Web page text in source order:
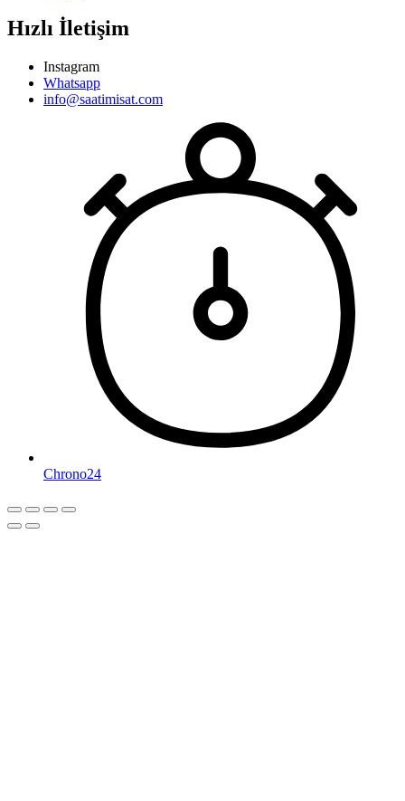
Hızlı İletişim
Instagram
Whatsapp
info@saatimisat.com
Chrono24